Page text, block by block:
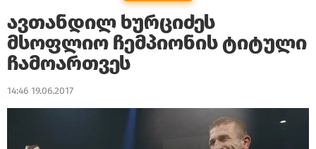
ავთანდილ ხურციძეს
მსოფლიო ჩემპიონის ტიტული
ჩამოართვეს
14:46 19.06.2017